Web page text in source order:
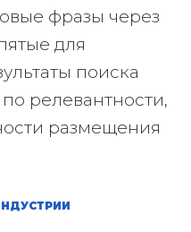
фразы через
для
поиска
релевантности,
размещения